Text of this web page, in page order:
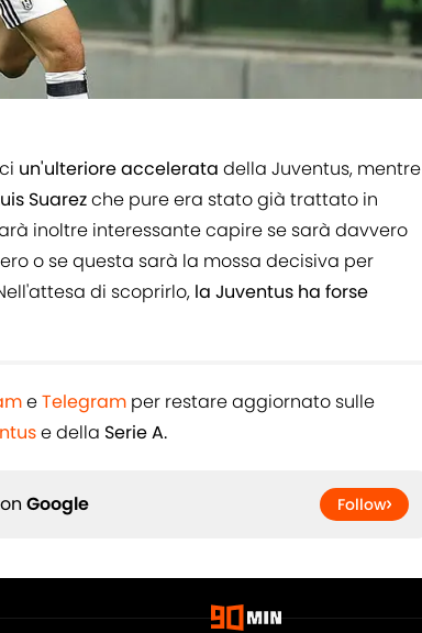
un'ulteriore accelerata della Juventus, mentre
Suarezche pure era stato già trattato in
inoltre interessante capire se sarà davvero
o se questa sarà la mossa decisiva per
di scoprirlo, la Juventus ha forse
eTelegram per restare aggiornato sulle
e della Serie A.
Google Follow